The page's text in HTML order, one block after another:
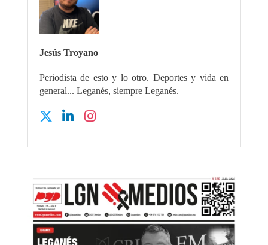
Jesús Troyano
Periodista de esto y lo otro. Deportes y vida en
general... Leganés, siempre Leganés.